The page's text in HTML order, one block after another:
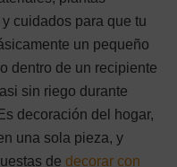
cuidados para que tu
un pequeño
dentro de un recipiente
sin riego durante
decoración del hogar,
una sola pieza, y
de decorar con